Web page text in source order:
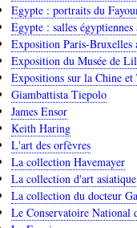
des
pyramides
Egypte : portraits du
Egypte : salles
Exposition Paris-Bruxelles
Exposition du Musée de
Expositions sur la Chine et
Giambattista Tiepolo
James Ensor
Keith Haring
L'art des orfèvres
La collection Havemayer
La collection d'art
La collection du docteur
Le Conservatoire National